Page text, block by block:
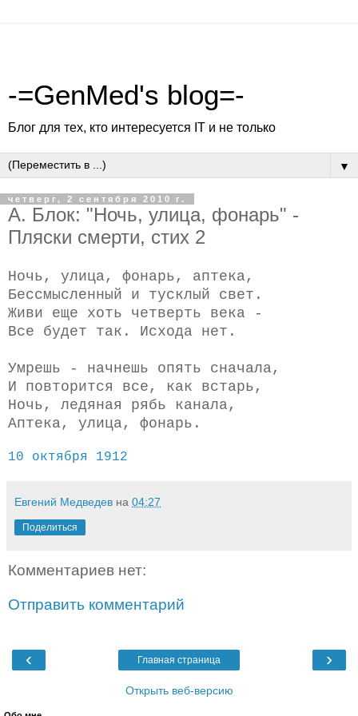
-=GenMed's blog=-
Блог для тех, кто интересуется IT и не только
▼
четверг, 2 сентября 2010 г.
А. Блок: "Ночь, улица, фонарь" -
Пляски смерти, стих 2
Ночь, улица, фонарь, аптека,
Бессмысленный и тусклый свет.
Живи еще хоть четверть века -
Все будет так. Исхода нет.
Умрешь - начнешь опять сначала,
И повторится все, как встарь,
Ночь, ледяная рябь канала,
Аптека, улица, фонарь.
10 октября 1912
Евгений Медведев на 04:27
Поделиться
Комментариев нет:
Отправить комментарий
‹ ›
Главная страница
Открыть веб-версию